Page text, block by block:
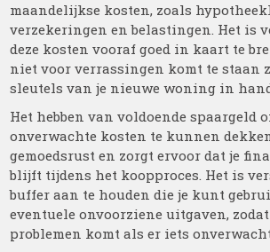
maandelijkse kosten, zoals
verzekeringen en belastingen. Het is
deze kosten vooraf goed in kaart te
niet voor verrassingen komt te staan
sleutels van je nieuwe woning in
Het hebben van voldoende spaargeld
onverwachte kosten te kunnen
gemoedsrust en zorgt ervoor dat je
blijft tijdens het koopproces. Het is
buffer aan te houden die je kunt
eventuele onvoorziene uitgaven,
problemen komt als er iets